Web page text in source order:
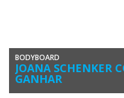
BODYBOARD
JOANA SCHENKER
GANHAR
Joana Schenker (Associação